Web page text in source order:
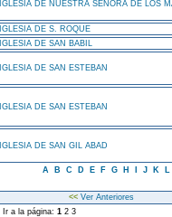
IGLESIA DE NUESTRA SEÑORA DE LOS
IGLESIA DE S. ROQUE
IGLESIA DE SAN BABIL
IGLESIA DE SAN ESTEBAN
IGLESIA DE SAN ESTEBAN
IGLESIA DE SAN GIL ABAD
A B C D E F G H J K L
<<Ver Anteriores
Ir a la página: 1 2 3